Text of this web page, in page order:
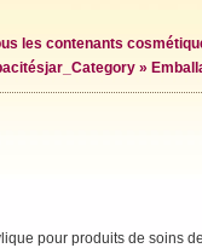
les contenants
jar_Category »
pour produits de soins